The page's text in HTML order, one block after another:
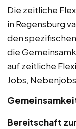
Die zeitliche
in Regensburg
den
die
auf zeitliche
Jobs,
Bereitschaft